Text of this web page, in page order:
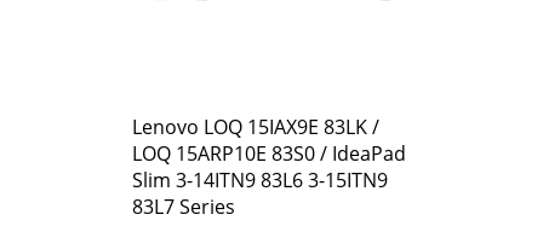
Lenovo LOQ 15IAX9E 83LK /
LOQ 15ARP10E 83S0 / IdeaPad
Slim 3-14ITN9 83L6 3-15ITN9
83L7 Series